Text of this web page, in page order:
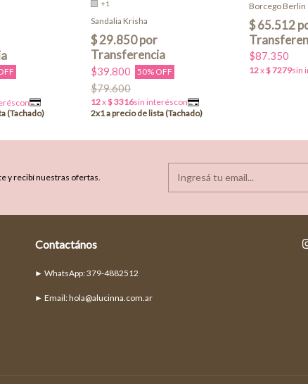
+1
Sandalia Krisha
$39.800 50% OFF
$79.600
Borcego Berlin
$87.350
y recibí nuestras ofertas.
Contactános
► Email:hola@alucinna.com.ar